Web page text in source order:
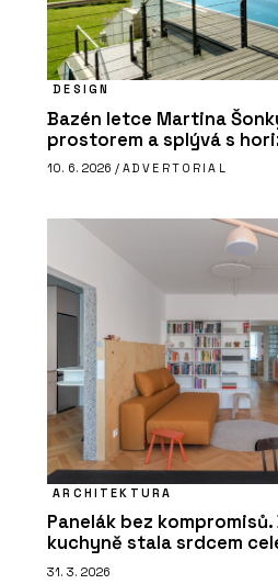
DESIGN
Bazén letce Martina
prostorem a splývá s
10. 6. 2026 / ADVERTORIAL
ARCHITEKTURA
Panelák bez kompromisů.
kuchyně stala srdcem
31. 3. 2026